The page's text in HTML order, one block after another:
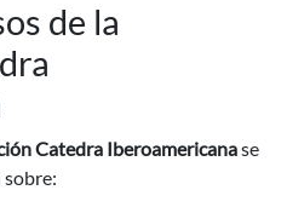
de la
Catedra Iberoamericanase